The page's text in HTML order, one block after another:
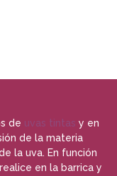
de uvas tintas y en
de la materia
la uva. En función
en la barrica y